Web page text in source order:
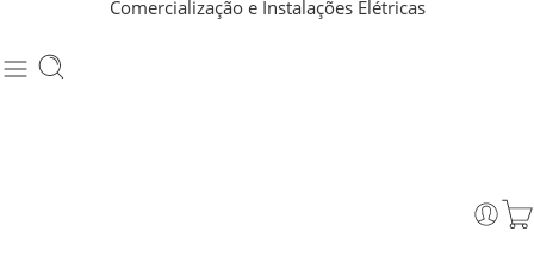
Comercialização e Instalações Elétricas